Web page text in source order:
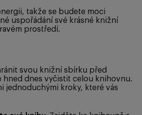
takže se budete moci
uspořádání své krásné knižní
prostředí.
svou knižní sbírku před
hned dnes vyčistit celou knihovnu.
jednoduchými kroky, které vás